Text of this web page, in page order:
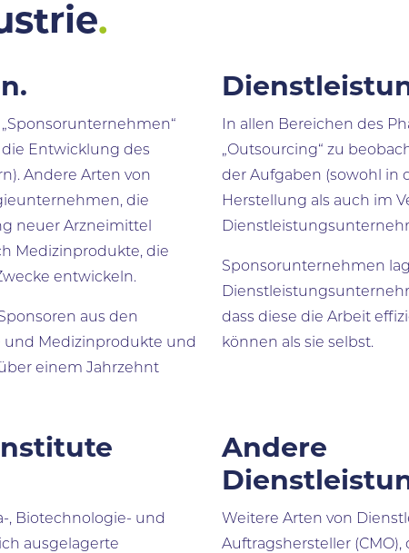
.
Entwicklung des
Andere Arten von
die
neuer Arzneimittel
Medizinprodukte, die
entwickeln.
aus den
und Medizinprodukte und
einem Jahrzehnt
In allen Bereichen des
„Outsourcing“ zu
der Aufgaben (sowohl in
Herstellung als auch im
Sponsorunternehmen
dass diese die Arbeit
können als sie selbst.
, Biotechnologie- und
ausgelagerte
Andere
Weitere Arten von
Auftragshersteller